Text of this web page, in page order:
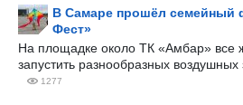
В Самаре прошёл семейный
Фест»
На площадке около ТК «Амбар» все
запустить разнообразных воздушных
1277